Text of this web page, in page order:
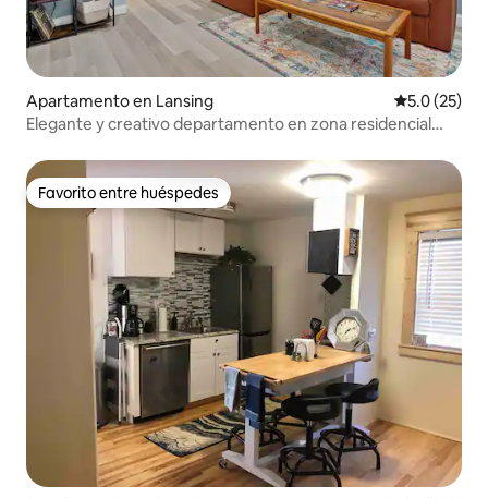
Apartamento en Lansing Calificación
5.0 (25)
Elegante y creativo departamento en zona residencial
Favorito entre huéspedes
Favorito entre huéspedes